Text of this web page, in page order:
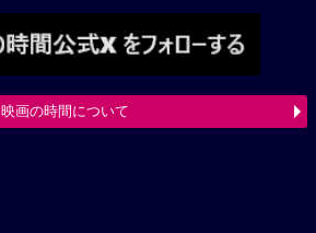
映画の時間について